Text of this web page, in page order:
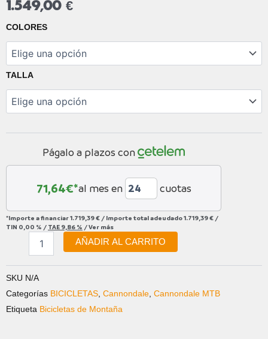
1.549,00 €
COLORES
TALLA
Págalo a plazos con
71,64€*al mes en cuotas
*Importe a financiar1.719,39 € / Importe total adeudado1.719,39 € /
TIN 0,00 % / TAE 9,86 % /Ver más
CANNONDALE
2026
AÑADIR AL CARRITO
SKU N/A
Categorías BICICLETAS Cannondale Cannondale MTB
Etiqueta Bicicletas de Montaña